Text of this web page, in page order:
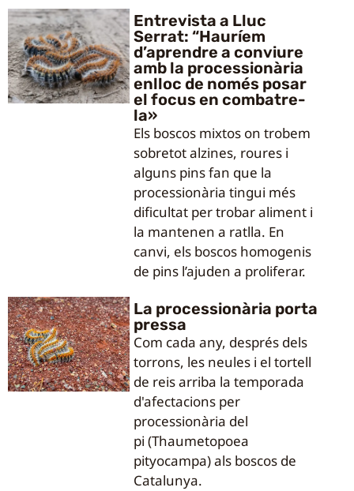
Entrevista a Lluc
Serrat: “Hauríem
d’aprendre a conviure
amb la processionària
enlloc de només posar
el focus en combatre-
la»
Els boscos mixtos on trobem
sobretot alzines, roures i
alguns pins fan que la
processionària tingui més
dificultat per trobar aliment i
la mantenen a ratlla. En
canvi, els boscos homogenis
de pins l’ajuden a proliferar.
La processionària porta
pressa
Com cada any, després dels
torrons, les neules i el tortell
de reis arriba la temporada
d'afectacions per
processionària del
pi (Thaumetopoea
pityocampa) als boscos de
Catalunya.